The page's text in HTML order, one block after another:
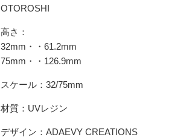
OTOROSHI
高さ：
32mm・・61.2mm
75mm・・126.9mm
スケール：32/75mm
材質：UVレジン
デザイン：ADAEVY CREATIONS